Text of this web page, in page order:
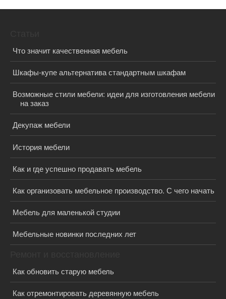
Что значит качественная мебель
Шкафы-купе альтернатива стандартным шкафам
Возможные стили мебели: идеи для изготовления мебели
на заказ
Декупаж мебели
История мебели
Как и где успешно продавать мебель
Как организовать мебельное производство. С чего начать
Мебель для маленькой студии
Мебельные новинки последних лет
Как обновить старую мебель
Как отремонтировать деревянную мебель